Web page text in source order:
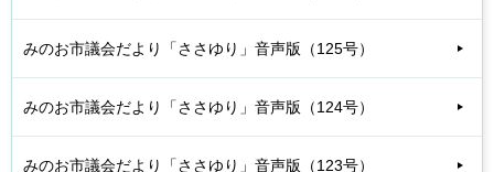
みのお市議会だより「ささゆり」音声版（125号）
みのお市議会だより「ささゆり」音声版（124号）
みのお市議会だより「ささゆり」音声版（123号）